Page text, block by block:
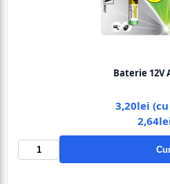
Baterie 12V
3,20lei (cu